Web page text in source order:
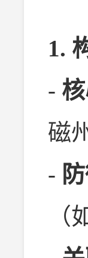
1.
-
磁
-
（